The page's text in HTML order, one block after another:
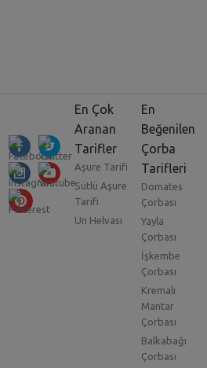
En Çok
Aranan
Tarifler
Aşure Tarifi
Sütlü Aşure
Tarifi
Un Helvası
En
Beğenilen
Çorba
Tarifleri
Domates
Çorbası
Yayla
Çorbası
İşkembe
Çorbası
Kremalı
Mantar
Çorbası
Balkabağı
Çorbası